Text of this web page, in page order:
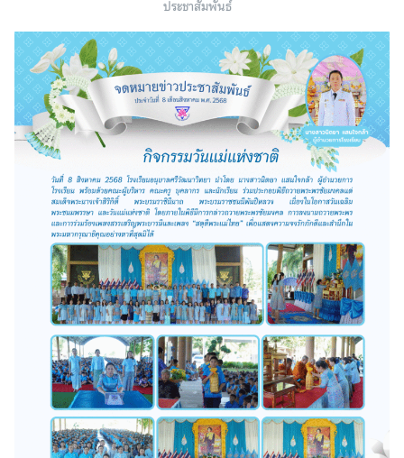
ประชาสัมพันธ์